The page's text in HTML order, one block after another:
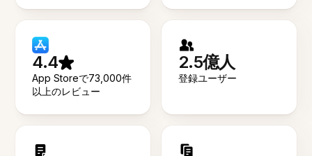
4.4
App Storeで73,000件
以上のレビュー
2.5億人
登録ユーザー